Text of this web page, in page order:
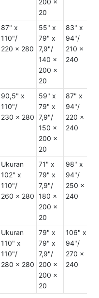
20
87" x
110"/
220 x 280
55" x
79" x
7,9"/
140 x
200 x
20
83" x
94"/
210 x
240
90,5" x
110"/
230 x 280
59" x
79" x
7,9"/
150 x
200 x
20
87" x
94"/
220 x
240
Ukuran
102" x
110"/
260 x 280
71" x
79" x
7,9"/
180 x
200 x
20
98" x
94"/
250 x
240
Ukuran
110" x
110"/
280 x 280
79" x
79" x
7,9"/
200 x
200 x
20
106" x
94"/
270 x
240